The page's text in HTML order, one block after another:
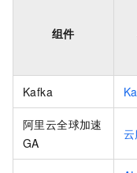
组件
Kafka
阿里云全球加速
GA